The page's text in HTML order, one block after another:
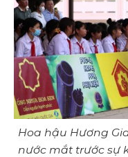
Hoa hậu Hương
nước mắt trước sự